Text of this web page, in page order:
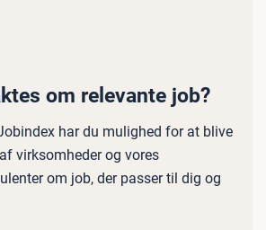
om relevante job?
har du mulighed for at blive
virksomheder og vores
om job, der passer til dig og